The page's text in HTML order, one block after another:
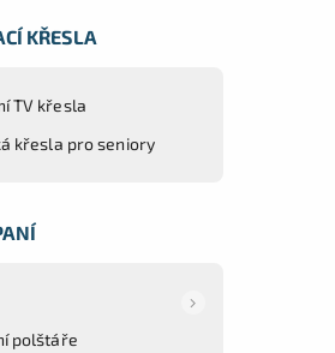
KŘESLA
TV křesla
křesla pro seniory
polštáře